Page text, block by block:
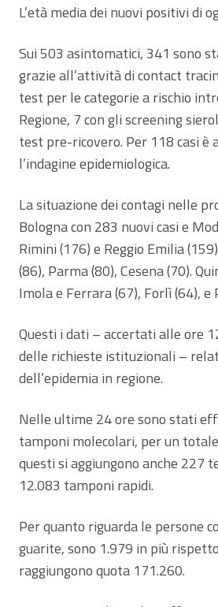
L’età media dei nuovi positivi di
Sui 503 asintomatici, 341 sono
grazie all’attività di contact
test per le categorie a rischio
Regione, 7 con gli screening
test pre-ricovero. Per 118 casi è
l’indagine epidemiologica.
La situazione dei contagi nelle
Bologna con 283 nuovi casi e
Rimini (176) e Reggio Emilia
(86), Parma (80), Cesena (70).
Imola e Ferrara (67), Forlì (64), e
Questi i dati – accertati alle ore
delle richieste istituzionali –
dell’epidemia in regione.
Nelle ultime 24 ore sono stati
tamponi molecolari, per un
questi si aggiungono anche 227
12.083 tamponi rapidi.
Per quanto riguarda le persone
guarite, sono 1.979 in più
raggiungono quota 171.260.